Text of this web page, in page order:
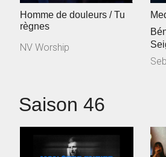
Homme de douleurs / Tu
règnes
NV Worship
Saison 46